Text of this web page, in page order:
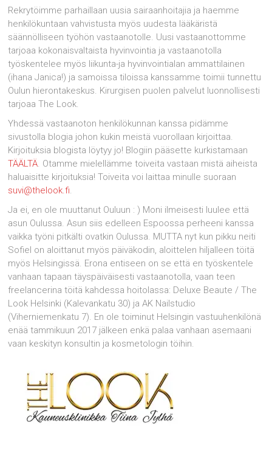
Rekrytöimme parhaillaan uusia sairaanhoitajia ja haemme
henkilökuntaan vahvistusta myös uudesta lääkäristä
säännölliseen työhön vastaanotolle. Uusi vastaanottomme
tarjoaa kokonaisvaltaista hyvinvointia ja vastaanotolla
työskentelee myös liikunta-ja hyvinvointialan ammattilainen
(ihana Janica!) ja samoissa tiloissa kanssamme toimii tunnettu
Oulun hierontakeskus. Kirurgisen puolen palvelut luonnollisesti
tarjoaa The Look.
Yhdessä vastaanoton henkilökunnan kanssa pidämme
sivustolla blogia johon kukin meistä vuorollaan kirjoittaa.
Kirjoituksia blogista löytyy jo! Blogiin pääsette kurkistamaan
TÄÄLTÄ. Otamme mielellämme toiveita vastaan mistä aiheista
haluaisitte kirjoituksia! Toiveita voi laittaa minulle suoraan
suvi@thelook.fi.
Ja ei, en ole muuttanut Ouluun : ) Moni ilmeisesti luulee että
asun Oulussa. Asun siis edelleen Espoossa perheeni kanssa
vaikka työni pitkälti ovatkin Oulussa. MUTTA nyt kun pikku neiti
Sofiel on aloittanut myös päiväkodin, aloittelen hiljalleen töitä
myös Helsingissä. Erona entiseen on se että en työskentele
vanhaan tapaan täyspäiväisesti vastaanotolla, vaan teen
freelancerina töitä kahdessa hoitolassa: Deluxe Beaute / The
Look Helsinki (Kalevankatu 30) ja AK Nailstudio
(Viherniemenkatu 7). En ole toiminut Helsingin vastuuhenkilönä
enää tammikuun 2017 jälkeen enkä palaa vanhaan asemaani
vaan keskityn konsultin ja kosmetologin töihin.